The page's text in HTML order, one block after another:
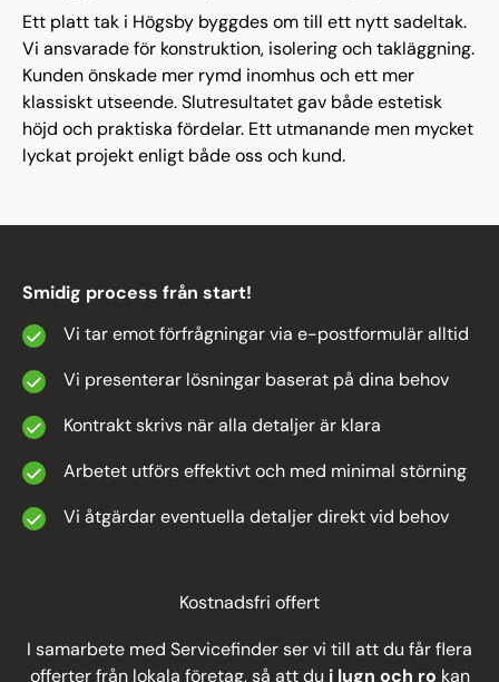
Ett platt tak i Högsby byggdes om till ett nytt sadeltak.
Vi ansvarade för konstruktion, isolering och takläggning.
Kunden önskade mer rymd inomhus och ett mer
klassiskt utseende. Slutresultatet gav både estetisk
höjd och praktiska fördelar. Ett utmanande men mycket
lyckat projekt enligt både oss och kund.
Smidig process från start!
Vi tar emot förfrågningar via e-postformulär alltid
Vi presenterar lösningar baserat på dina behov
Kontrakt skrivs när alla detaljer är klara
Arbetet utförs effektivt och med minimal störning
Vi åtgärdar eventuella detaljer direkt vid behov
Kostnadsfri offert
I samarbete med Servicefinder ser vi till att du får flera
offerter från lokala företag, så att du i lugn och ro kan